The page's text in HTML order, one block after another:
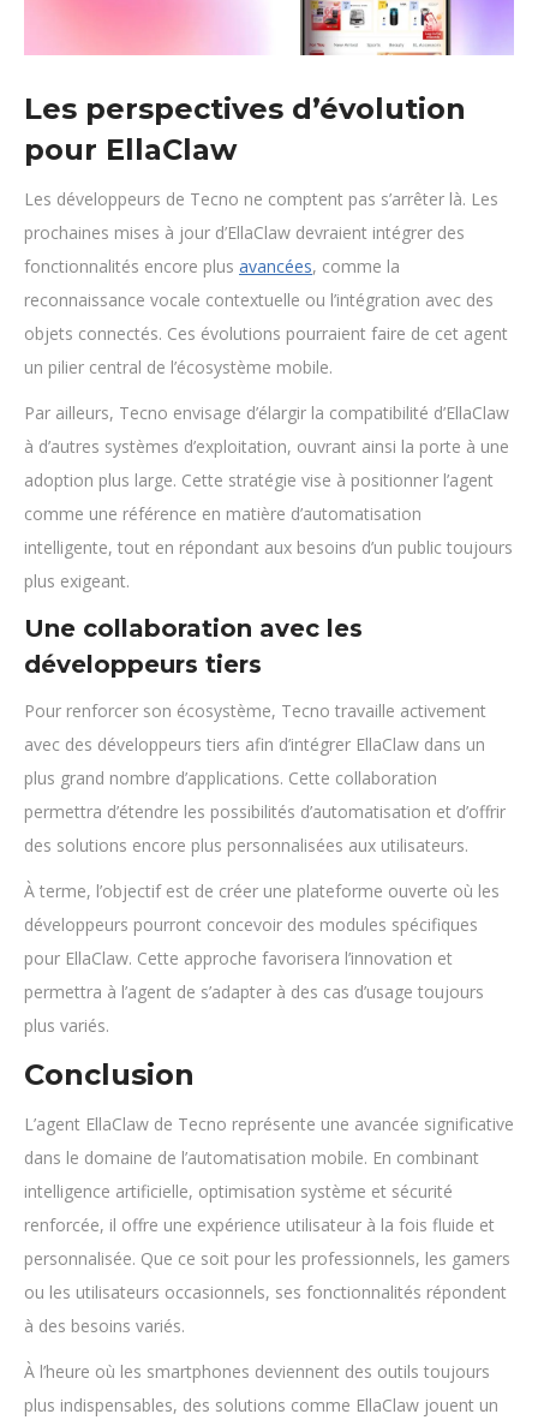
Les perspectives d’évolution
pour EllaClaw
Les développeurs de Tecno ne comptent pas s’arrêter là. Les
prochaines mises à jour d’EllaClaw devraient intégrer des
fonctionnalités encore plus avancées, comme la
reconnaissance vocale contextuelle ou l’intégration avec des
objets connectés. Ces évolutions pourraient faire de cet agent
un pilier central de l’écosystème mobile.
Par ailleurs, Tecno envisage d’élargir la compatibilité d’EllaClaw
à d’autres systèmes d’exploitation, ouvrant ainsi la porte à une
adoption plus large. Cette stratégie vise à positionner l’agent
comme une référence en matière d’automatisation
intelligente, tout en répondant aux besoins d’un public toujours
plus exigeant.
Une collaboration avec les
développeurs tiers
Pour renforcer son écosystème, Tecno travaille activement
avec des développeurs tiers afin d’intégrer EllaClaw dans un
plus grand nombre d’applications. Cette collaboration
permettra d’étendre les possibilités d’automatisation et d’offrir
des solutions encore plus personnalisées aux utilisateurs.
À terme, l’objectif est de créer une plateforme ouverte où les
développeurs pourront concevoir des modules spécifiques
pour EllaClaw. Cette approche favorisera l’innovation et
permettra à l’agent de s’adapter à des cas d’usage toujours
plus variés.
Conclusion
L’agent EllaClaw de Tecno représente une avancée significative
dans le domaine de l’automatisation mobile. En combinant
intelligence artificielle, optimisation système et sécurité
renforcée, il offre une expérience utilisateur à la fois fluide et
personnalisée. Que ce soit pour les professionnels, les gamers
ou les utilisateurs occasionnels, ses fonctionnalités répondent
à des besoins variés.
À l’heure où les smartphones deviennent des outils toujours
plus indispensables, des solutions comme EllaClaw jouent un